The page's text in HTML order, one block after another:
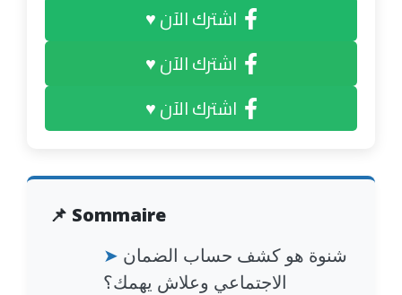
اشترك الآن ♥
اشترك الآن ♥
اشترك الآن ♥
📌 Sommaire
➤ شنوة هو كشف حساب الضمان
الاجتماعي وعلاش يهمك؟